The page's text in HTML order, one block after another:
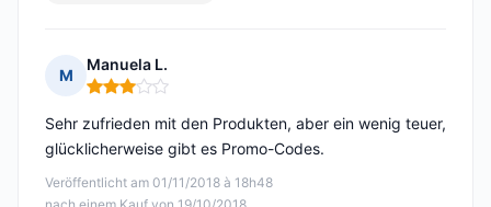
M
Manuela L.
Hinweis: 3 von 5
Veröffentlicht am 01/11/2018 à 18h48
Sehr zufrieden mit den Produkten, aber ein wenig teuer,
glücklicherweise gibt es Promo-Codes.